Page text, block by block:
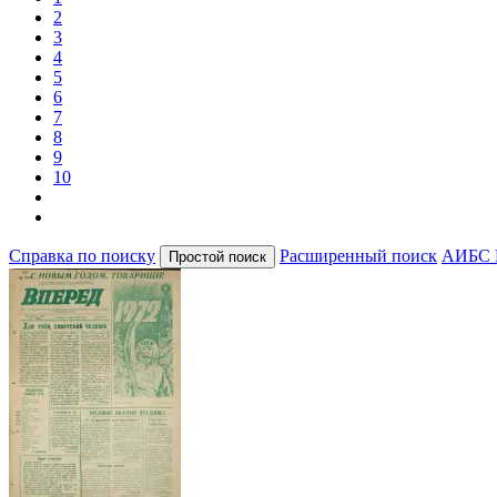
2
3
4
5
6
7
8
9
10
Справка по поиску Расширенный поиск АИБС